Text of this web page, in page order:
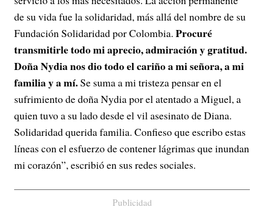
de su vida fue la solidaridad, más allá del nombre de su
Fundación Solidaridad por Colombia. Procuré
transmitirle todo mi aprecio, admiración y gratitud.
Doña Nydia nos dio todo el cariño a mi señora, a mi
familia y a mí.Se suma a mi tristeza pensar en el
sufrimiento de doña Nydia por el atentado a Miguel, a
quien tuvo a su lado desde el vil asesinato de Diana.
Solidaridad querida familia. Confieso que escribo estas
líneas con el esfuerzo de contener lágrimas que inundan
mi corazón”, escribió en sus redes sociales.
Publicidad